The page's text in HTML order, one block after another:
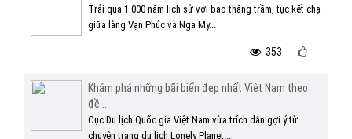
Trải qua 1.000 năm lịch sử với bao thăng trầm, tục kết chạ
giữa làng Vạn Phúc và Nga My...
353
Khám phá những bãi biển đẹp nhất Việt Nam theo
đề...
Cục Du lịch Quốc gia Việt Nam vừa trích dẫn gợi ý từ
chuyên trang du lịch Lonely Planet...